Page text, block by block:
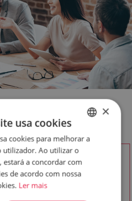
YOU
ENGLISH
ALEMÃO
×
usa cookies
cookies para melhorar a
utilizador. Ao utilizar o
estará a concordar com
de acordo com nossa
Ler mais